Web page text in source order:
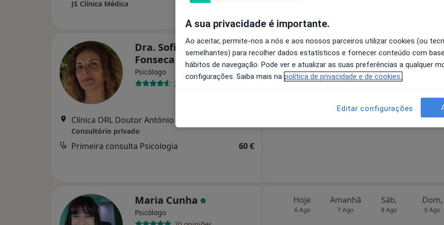
JS Clínica Médica
Dra. Sofia Laura
Fonseca
Psicólogo
24 opiniões
Consultório privado
Primeira consulta Psicologia 60 €
Hoje
6 Ago
Amanhã
7 Ago
Sáb,
8 Ago
Dom,
9 Ago
disponível
Maria Cunha
Psicólogo
Hoje
6 Ago
Amanhã
7 Ago
Sáb,
8 Ago
Dom,
9 Ago
A sua privacidade é importante.
Ao aceitar, permite-nos a nós e aos nossos parceiros utilizar cookies (ou
semelhantes) para recolher dados estatísticos e fornecer conteúdo com
hábitos de navegação. Pode ver e atualizar as suas preferências a qualquer
configurações. Saiba mais na política de privacidade e de cookies.
Editar configurações